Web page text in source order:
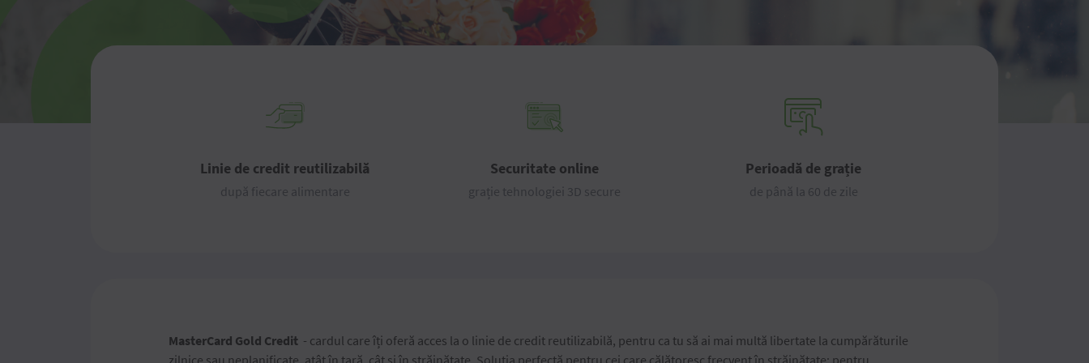
Linie de credit reutilizabilă
după fiecare alimentare
Securitate online
grație tehnologiei 3D secure
Perioadă de grație
de până la 60 de zile
MasterCard Gold Credit - cardul care îți oferă acces la o linie de credit reutilizabilă, pentru ca tu să ai mai multă libertate la cumpărăturile
zilnice sau neplanificate, atât în țară, cât și în străinătate. Soluția perfectă pentru cei care călătoresc frecvent în străinătate: pentru